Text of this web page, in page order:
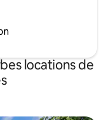
locations de